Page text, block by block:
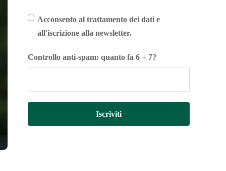
Acconsento al trattamento dei dati e
all'iscrizione alla newsletter.
Controllo anti-spam: quanto fa 6 + 7?
Iscriviti